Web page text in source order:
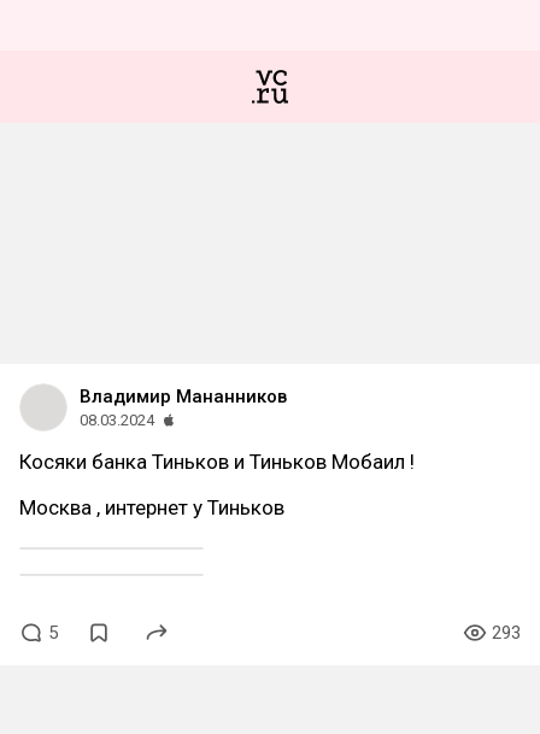
Владимир Мананников
08.03.2024
Косяки банка Тиньков и Тиньков Мобаил !
Москва , интернет у Тиньков
5 293